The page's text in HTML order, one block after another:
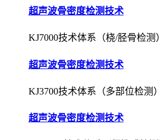
超声波骨密度检测技术
KJ7000技术体系（桡/胫骨检测）
超声波骨密度检测技术
KJ3700技术体系（多部位检测）
超声波骨密度检测技术